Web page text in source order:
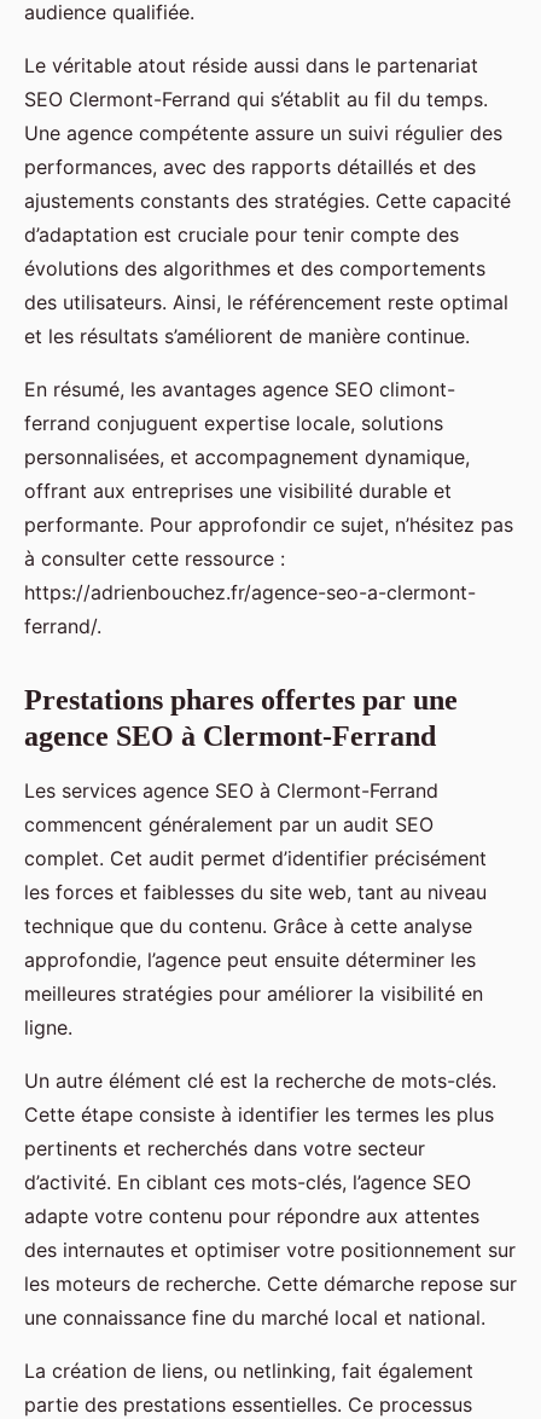
audience qualifiée.
Le véritable atout réside aussi dans le partenariat
SEO Clermont-Ferrand qui s’établit au fil du temps.
Une agence compétente assure un suivi régulier des
performances, avec des rapports détaillés et des
ajustements constants des stratégies. Cette capacité
d’adaptation est cruciale pour tenir compte des
évolutions des algorithmes et des comportements
des utilisateurs. Ainsi, le référencement reste optimal
et les résultats s’améliorent de manière continue.
En résumé, les avantages agence SEO climont-
ferrand conjuguent expertise locale, solutions
personnalisées, et accompagnement dynamique,
offrant aux entreprises une visibilité durable et
performante. Pour approfondir ce sujet, n’hésitez pas
à consulter cette ressource :
https://adrienbouchez.fr/agence-seo-a-clermont-
ferrand/.
Prestations phares offertes par une
agence SEO à Clermont-Ferrand
Les services agence SEO à Clermont-Ferrand
commencent généralement par un audit SEO
complet. Cet audit permet d’identifier précisément
les forces et faiblesses du site web, tant au niveau
technique que du contenu. Grâce à cette analyse
approfondie, l’agence peut ensuite déterminer les
meilleures stratégies pour améliorer la visibilité en
ligne.
Un autre élément clé est la recherche de mots-clés.
Cette étape consiste à identifier les termes les plus
pertinents et recherchés dans votre secteur
d’activité. En ciblant ces mots-clés, l’agence SEO
adapte votre contenu pour répondre aux attentes
des internautes et optimiser votre positionnement sur
les moteurs de recherche. Cette démarche repose sur
une connaissance fine du marché local et national.
La création de liens, ou netlinking, fait également
partie des prestations essentielles. Ce processus